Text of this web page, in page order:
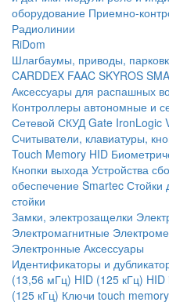
оборудование Приемно-
Радиолинии
RiDom
Шлагбаумы, приводы,
CARDDEX FAAC SKYROS
Аксессуары для распашных
Контроллеры автономные и
Сетевой СКУД Gate IronLogic
Считыватели, клавиатуры,
Touch Memory HID
Кнопки выхода Устройства
обеспечение Smartec Стойки
стойки
Замки, электрозащелки
Электромагнитные
Электронные Аксессуары
Идентификаторы и
(13,56 мГц) HID (125 кГц) HID
(125 кГц) Ключи touch memory